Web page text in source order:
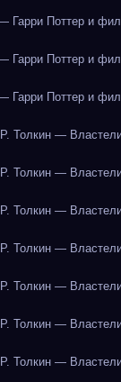
Гарри Поттер и
Гарри Поттер и
Гарри Поттер и
Толкин —
Толкин —
Толкин —
Толкин —
Толкин —
Толкин —
Толкин —